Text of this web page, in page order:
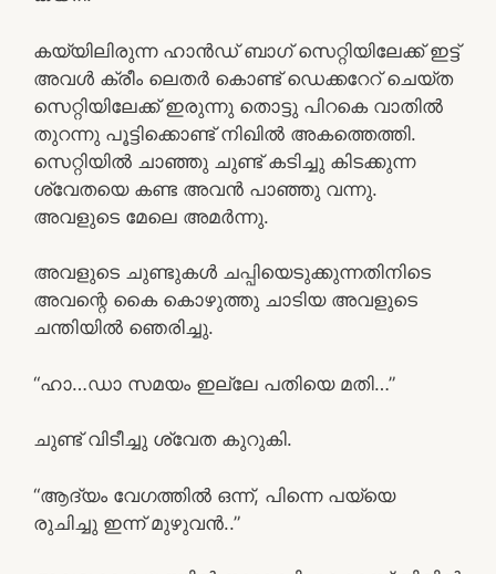
കയ്യിലിരുന്ന ഹാൻഡ് ബാഗ് സെറ്റിയിലേക്ക് ഇട്ട്
അവൾ ക്രീം ലെതർ കൊണ്ട് ഡെക്കറേറ് ചെയ്ത
സെറ്റിയിലേക്ക് ഇരുന്നു തൊട്ടു പിറകെ വാതിൽ
തുറന്നു പൂട്ടിക്കൊണ്ട് നിഖിൽ അകത്തെത്തി.
സെറ്റിയിൽ ചാഞ്ഞു ചുണ്ട് കടിച്ചു കിടക്കുന്ന
ശ്വേതയെ കണ്ട അവൻ പാഞ്ഞു വന്നു.
അവളുടെ മേലെ അമർന്നു.
അവളുടെ ചുണ്ടുകൾ ചപ്പിയെടുക്കുന്നതിനിടെ
അവന്റെ കൈ കൊഴുത്തു ചാടിയ അവളുടെ
ചന്തിയിൽ ഞെരിച്ചു.
“ഹാ…ഡാ സമയം ഇല്ലേ പതിയെ മതി…”
ചുണ്ട് വിടീച്ചു ശ്വേത കുറുകി.
“ആദ്യം വേഗത്തിൽ ഒന്ന്, പിന്നെ പയ്യെ
രുചിച്ചു ഇന്ന് മുഴുവൻ..”